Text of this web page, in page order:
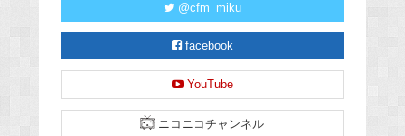
@cfm_miku
facebook
YouTube
ニコニコチャンネル